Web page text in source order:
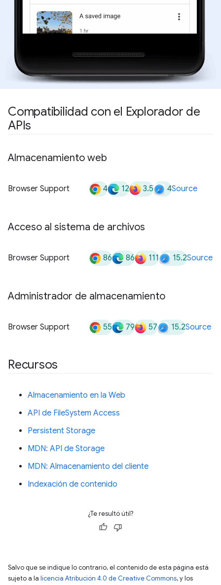
Compatibilidad con el Explorador de
APIs
Almacenamiento web
Browser Support 4 12 3.5 4Source
Acceso al sistema de archivos
Browser Support 86 86 111 15.2Source
Administrador de almacenamiento
Browser Support 55 79 57 15.2Source
Recursos
Almacenamiento en la Web
API de FileSystem Access
Persistent Storage
MDN: API de Storage
MDN: Almacenamiento del cliente
Indexación de contenido
¿Te resultó útil?
Salvo que se indique lo contrario, el contenido de esta página está
sujeto a la licencia Atribución 4.0 de Creative Commons, y los